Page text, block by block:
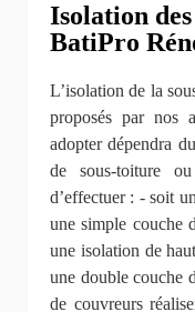
Isolation
BatiPro
L’isolation de la
proposés par nos
adopter dépendra
de sous-toiture
d’effectuer : - soit
une simple couche
une isolation de
une double couche
de couvreurs